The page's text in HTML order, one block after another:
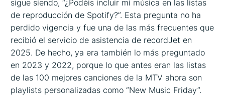
sigue siendo, “¿Podéis incluir mi música en las listas
de reproducción de Spotify?”. Esta pregunta no ha
perdido vigencia y fue una de las más frecuentes que
recibió el servicio de asistencia de recordJet en
2025. De hecho, ya era también lo más preguntado
en 2023 y 2022, porque lo que antes eran las listas
de las 100 mejores canciones de la MTV ahora son
playlists personalizadas como “New Music Friday”.